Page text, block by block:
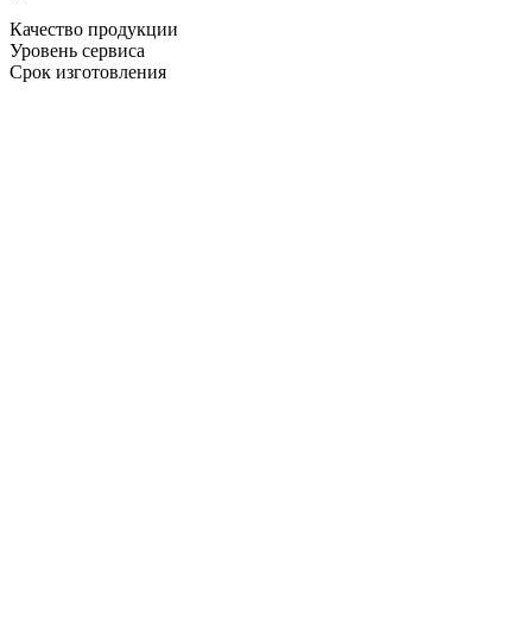
Качество продукции
Уровень сервиса
Срок изготовления